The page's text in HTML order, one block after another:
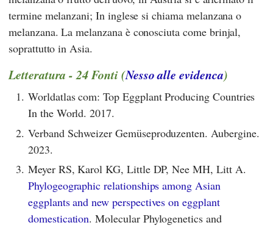
termine melanzani; In inglese si chiama melanzana o
melanzana. La melanzana è conosciuta come brinjal,
soprattutto in Asia.
Letteratura - 24 Fonti (Nesso alle evidenca)
1. Worldatlas com: Top Eggplant Producing Countries
In the World. 2017.
2. Verband Schweizer Gemüseproduzenten. Aubergine.
2023.
3. Meyer RS, Karol KG, Little DP, Nee MH, Litt A.
Phylogeographic relationships among Asian
eggplants and new perspectives on eggplant
domestication. Molecular Phylogenetics and